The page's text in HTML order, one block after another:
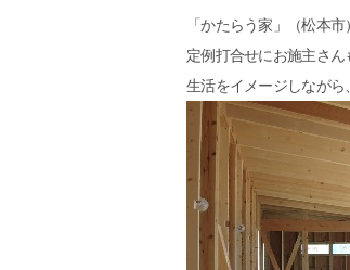
「かたらう家」（松本
定例打合せにお施主さん
生活をイメージしながら